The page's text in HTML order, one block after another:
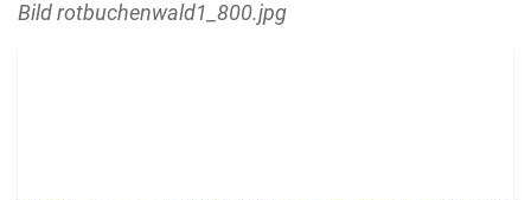
Bild rotbuchenwald1_800.jpg